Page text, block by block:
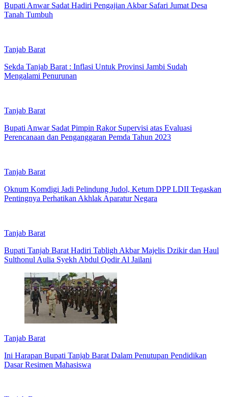
Bupati Anwar Sadat Hadiri Pengajian Akbar Safari Jumat Desa
Tanah Tumbuh
Tanjab Barat
Sekda Tanjab Barat : Inflasi Untuk Provinsi Jambi Sudah
Mengalami Penurunan
Tanjab Barat
Bupati Anwar Sadat Pimpin Rakor Supervisi atas Evaluasi
Perencanaan dan Penganggaran Pemda Tahun 2023
Tanjab Barat
Oknum Komdigi Jadi Pelindung Judol, Ketum DPP LDII Tegaskan
Pentingnya Perhatikan Akhlak Aparatur Negara
Tanjab Barat
Bupati Tanjab Barat Hadiri Tabligh Akbar Majelis Dzikir dan Haul
Sulthonul Aulia Syekh Abdul Qodir Al Jailani
Tanjab Barat
Ini Harapan Bupati Tanjab Barat Dalam Penutupan Pendidikan
Dasar Resimen Mahasiswa